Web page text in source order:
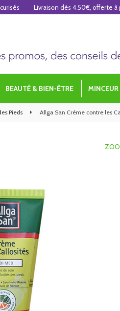
BEAUTÉ & BIEN-ÊTRE
Pieds Allga San Crème contre les
Livraison dès 4.50€, offerte à